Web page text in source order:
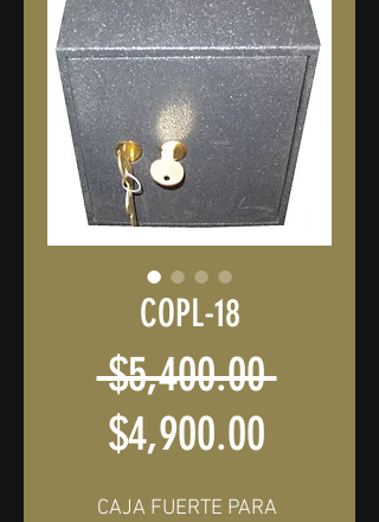
COPL-18
$5,400.00 Precio
$4,900.00Precio
de
CAJA FUERTE PARA